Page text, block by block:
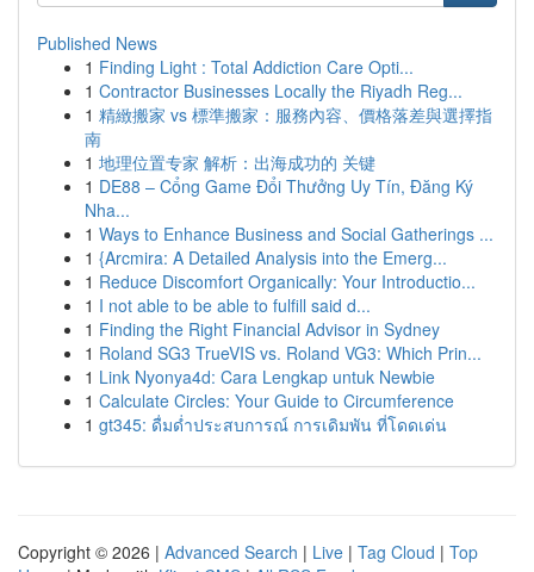
Published News
1 Finding Light : Total Addiction Care Opti...
1 Contractor Businesses Locally the Riyadh Reg...
1 精緻搬家 vs 標準搬家：服務內容、價格落差與選擇指
南
1 地理位置专家 解析：出海成功的 关键
1 DE88 – Cổng Game Đổi Thưởng Uy Tín, Đăng Ký
Nha...
1 Ways to Enhance Business and Social Gatherings ...
1 {Arcmira: A Detailed Analysis into the Emerg...
1 Reduce Discomfort Organically: Your Introductio...
1 I not able to be able to fulfill said d...
1 Finding the Right Financial Advisor in Sydney
1 Roland SG3 TrueVIS vs. Roland VG3: Which Prin...
1 Link Nyonya4d: Cara Lengkap untuk Newbie
1 Calculate Circles: Your Guide to Circumference
1 gt345: ดื่มด่ำประสบการณ์ การเดิมพัน ที่โดดเด่น
Copyright © 2026 | Advanced Search | Live | Tag Cloud | Top